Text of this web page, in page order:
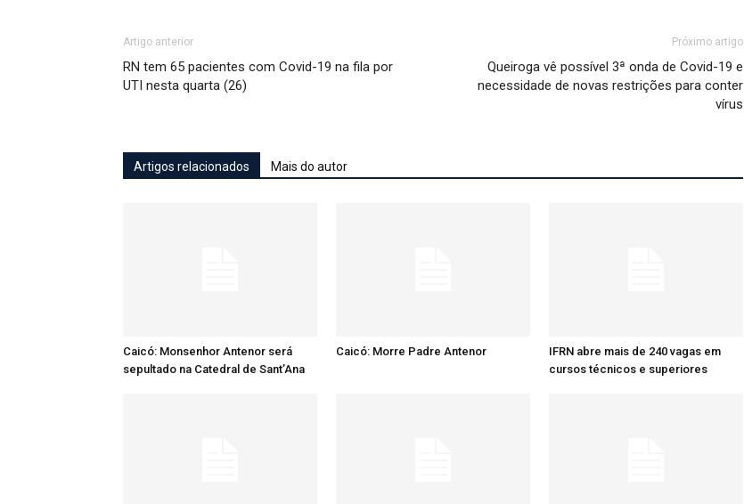
Artigo anterior
RN tem 65 pacientes com Covid-19 na fila por
UTI nesta quarta (26)
Próximo artigo
Queiroga vê possível 3ª onda de Covid-19 e
necessidade de novas restrições para conter
vírus
Artigos relacionados Mais do autor
Caicó: Monsenhor Antenor será
sepultado na Catedral de Sant’Ana
Caicó: Morre Padre Antenor
IFRN abre mais de 240 vagas em
cursos técnicos e superiores